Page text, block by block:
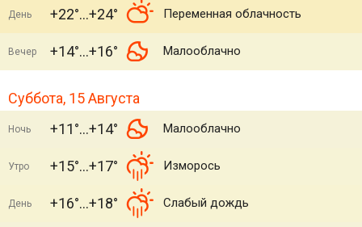
День +22° +24° Переменная облачность
Вечер +14° +16° Малооблачно
Суббота, 15 Августа
Ночь +11° +14° Малооблачно
Утро +15° +17° Изморось
День +16° +18° Слабый дождь